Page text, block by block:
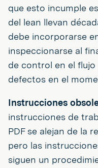
que esto incumple
del lean llevan
debe incorporarse
inspeccionarse al
de control en el
defectos en el
Instrucciones
instrucciones de
PDF se alejan de la
pero las
siguen un